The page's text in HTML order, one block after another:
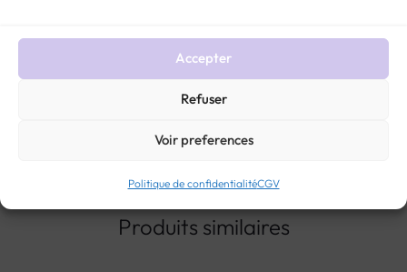
Accepter
Refuser
Voir preferences
Politique de confidentialitéCGV
Produits similaires